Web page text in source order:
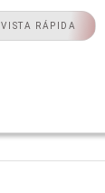
VISTA RÁPIDA